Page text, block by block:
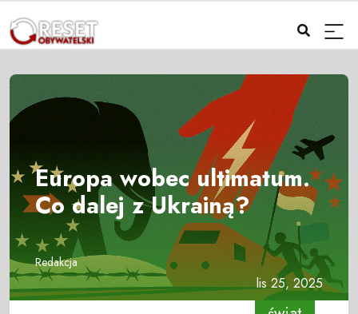
Europa wobec ultimatum.
Co dalej z Ukrainą?
Redakcja
lis 25, 2025